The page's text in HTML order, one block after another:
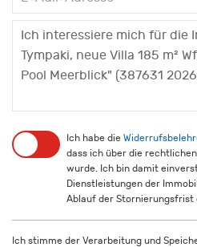
Ich habe die
dass ich über die
wurde. Ich bin damit
Dienstleistungen der
Ablauf der Stornierungsfrist
Ich stimme der Verarbeitung und